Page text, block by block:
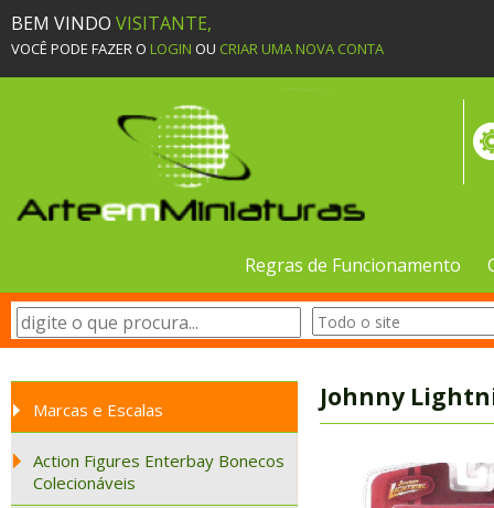
BEM VINDO VISITANTE,
VOCÊ PODE FAZER O LOGIN OU CRIAR UMA NOVA CONTA
Regras de Funcionamento
Marcas e Escalas
Action Figures Enterbay Bonecos
Colecionáveis
Johnny